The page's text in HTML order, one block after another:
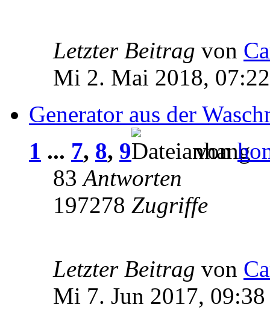
Letzter Beitrag von
Mi 2. Mai 2018, 07:22
Generator aus der
1 ... 7, 8, 9 von
83Antworten
197278 Zugriffe
Letzter Beitrag von
Mi 7. Jun 2017, 09:38